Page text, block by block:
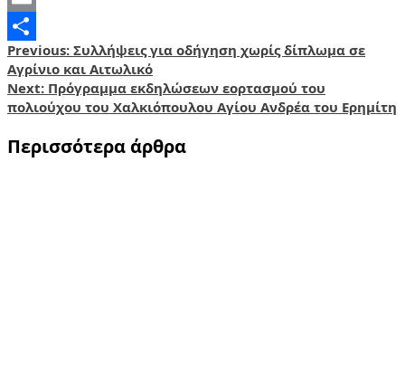
Email
Share
Post
navigation
Previous: Συλλήψεις για οδήγηση χωρίς δίπλωμα σε
Αγρίνιο και Αιτωλικό
Next: Πρόγραμμα εκδηλώσεων εορτασμού του
πολιούχου του Χαλκιόπουλου Αγίου Ανδρέα του Ερημίτη
Περισσότερα άρθρα